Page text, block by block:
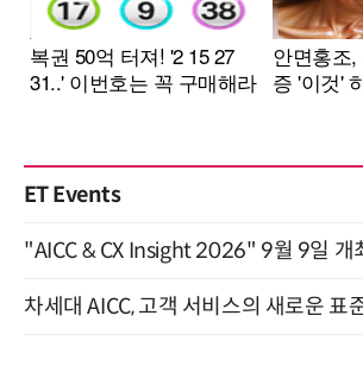
ET Events
"AICC & CX Insight 2026" 9월 9일 개